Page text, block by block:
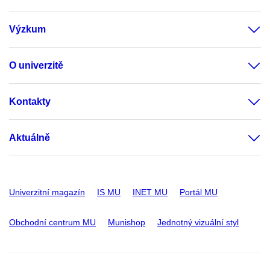
Výzkum
O univerzitě
Kontakty
Aktuálně
Univerzitní magazín IS MU INET MU Portál MU
Obchodní centrum MU Munishop Jednotný vizuální styl